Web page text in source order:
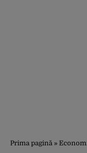
Prima pagină »